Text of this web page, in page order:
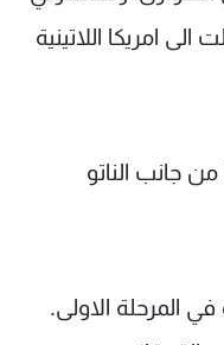
امريكا اللاتينية
جانب الناتو
المرحلة الاولى.